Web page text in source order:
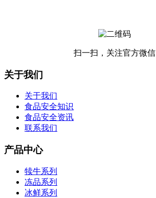
扫一扫，关注官方微信
关于我们
关于我们
食品安全知识
食品安全资讯
联系我们
产品中心
犊牛系列
冻品系列
冰鲜系列